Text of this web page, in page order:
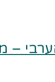
–